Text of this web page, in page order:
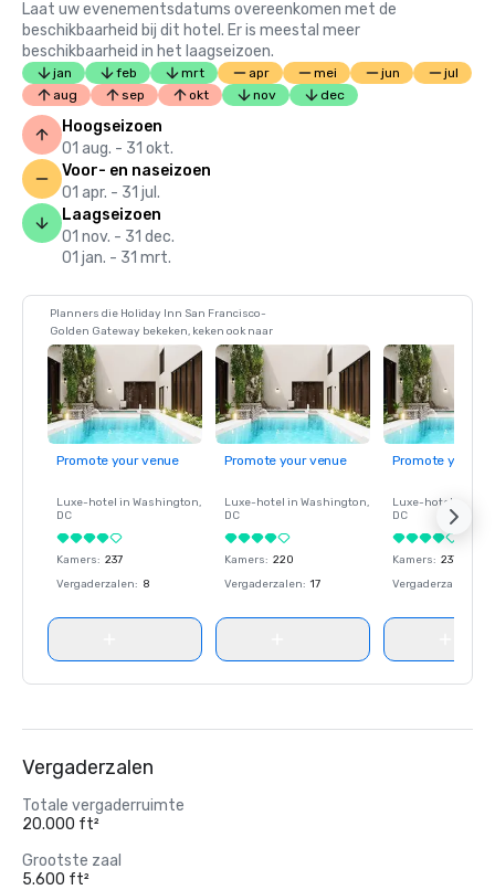
Laat uw evenementsdatums overeenkomen met de
beschikbaarheid bij dit hotel. Er is meestal meer
beschikbaarheid in het laagseizoen.
jan feb mrt apr mei jun
jul
aug
sep okt nov dec
Hoogseizoen
01 aug. - 31 okt.
Voor- en naseizoen
01 apr. - 31 jul.
Laagseizoen
01 nov. - 31 dec.
01 jan. - 31 mrt.
Planners die Holiday Inn San Francisco-
Golden Gateway bekeken, keken ook naar
Promote your venue
Luxe-hotel in Washington,
DC
Kamers: 237
Vergaderzalen: 8
Promote your venue
Luxe-hotel in Washington,
DC
Kamers: 220
Vergaderzalen: 17
Promote your
Luxe-hotel in
DC
Kamers: 237
Vergaderzalen
Vergaderzalen
Totale vergaderruimte
20.000 ft²
Grootste zaal
5.600 ft²